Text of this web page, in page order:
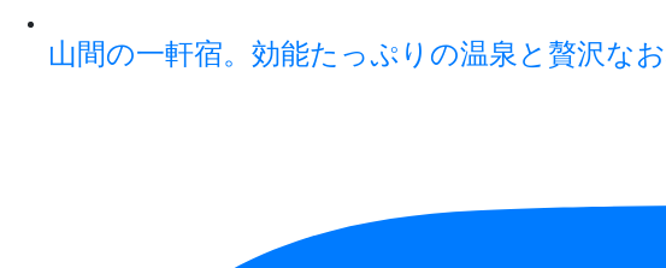
山間の一軒宿。効能たっぷりの温泉と贅沢な